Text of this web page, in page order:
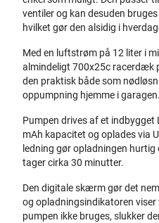
ventiler og kan desuden
hvilket gør den alsidig i
Med en luftstrøm på 12 liter i
almindeligt 700x25c racerdæk
den praktisk både som
oppumpning hjemme i garagen.
Pumpen drives af et
mAh kapacitet og oplades via
ledning gør opladningen
tager cirka 30 minutter.
Den digitale skærm gør det
og opladningsindikatoren
pumpen ikke bruges, slukker